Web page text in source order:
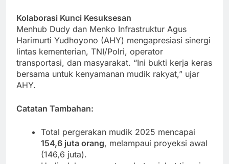
Kolaborasi Kunci Kesuksesan
Menhub Dudy dan Menko Infrastruktur Agus
Harimurti Yudhoyono (AHY) mengapresiasi sinergi
lintas kementerian, TNI/Polri, operator
transportasi, dan masyarakat. “Ini bukti kerja keras
bersama untuk kenyamanan mudik rakyat,” ujar
AHY.
Catatan Tambahan:
Total pergerakan mudik 2025 mencapai
154,6 juta orang, melampaui proyeksi awal
(146,6 juta).